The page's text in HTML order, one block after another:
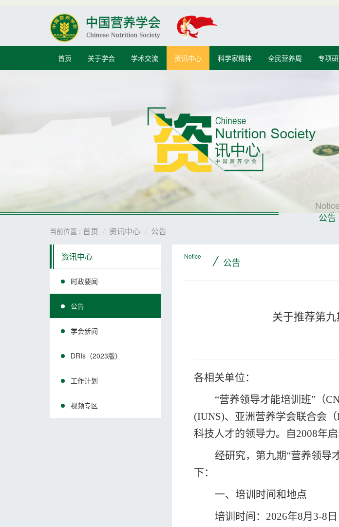
首页 关于学会 学术交流 资讯中心 科学家精神 全民营养周 专项
Notice
公告
当前位置 : 首页 资讯中心 公告
资讯中心
时政要闻
公告
学会新闻
DRIs（2023版）
工作计划
视频专区
Notice / 公告
关于推荐第
各相关单位：
“营养领导才能培训班”（
(IUNS)、亚洲营养学会联合会（
科技人才的领导力。自2008年
经研究， 第九期“营养领导
下：
一、培训时间和地点
培训时间： 2026年8月 3-8日